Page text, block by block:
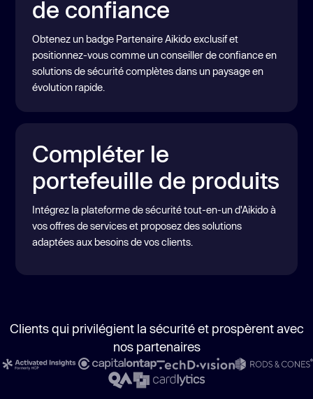
de confiance
Obtenez un badge Partenaire Aikido exclusif et
positionnez-vous comme un conseiller de confiance en
solutions de sécurité complètes dans un paysage en
évolution rapide.
Compléter le
portefeuille de produits
Intégrez la plateforme de sécurité tout-en-un d'Aikido à
vos offres de services et proposez des solutions
adaptées aux besoins de vos clients.
Clients qui privilégient la sécurité et prospèrent avec
nos partenaires